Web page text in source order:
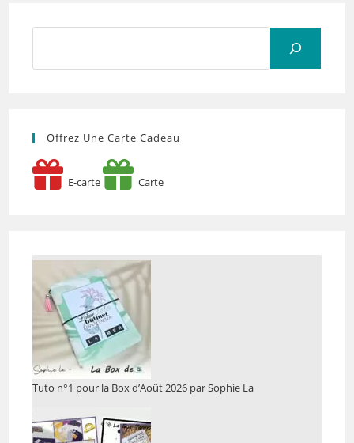
Offrez Une Carte Cadeau
E-carte Carte
Tuto n°1 pour la Box d’Août 2026 par Sophie La